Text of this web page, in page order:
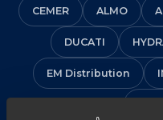
CEMER ALMO
DUCATI
EM Distribution